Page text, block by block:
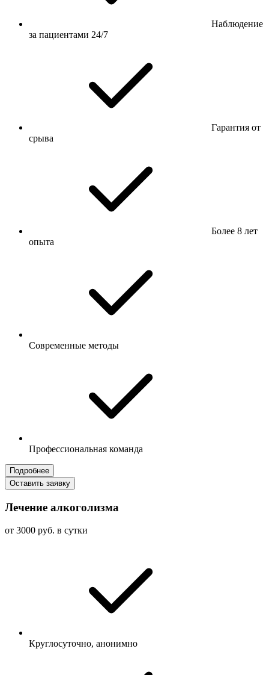
Наблюдение
за пациентами 24/7
Гарантия от
срыва
Более 8 лет
опыта
Современные методы
Профессиональная команда
Подробнее
Оставить заявку
Лечение алкоголизма
от 3000 руб. в сутки
Круглосуточно, анонимно